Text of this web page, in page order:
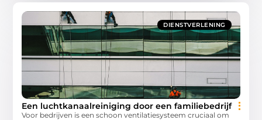
DIENSTVERLENING
Een luchtkanaalreiniging door een familiebedrijf
Voor bedrijven is een schoon ventilatiesysteem cruciaal om